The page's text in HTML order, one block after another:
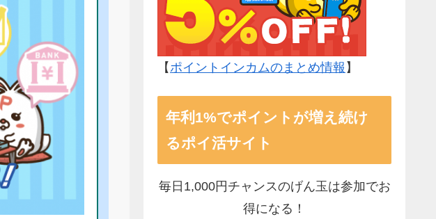
【 ポイントインカムのまとめ情報 】
年利1%でポイントが増え続け
るポイ活サイト
毎日1,000円チャンスのげん玉は参加でお
得になる！